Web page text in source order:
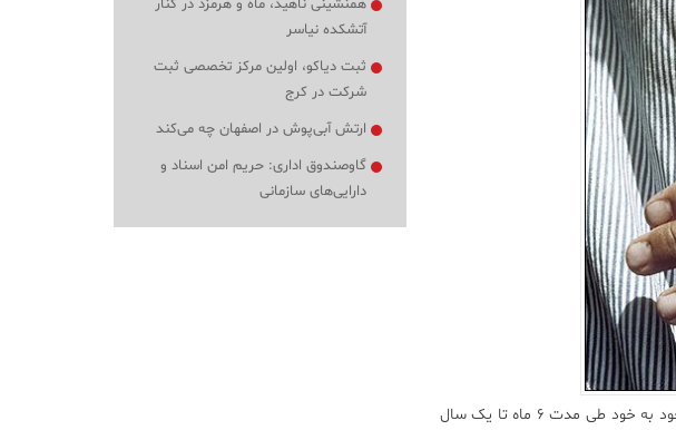
«سالک» در آغاز به صورت یک برجستگی کوچک است که به تدریج بزرگ شده و به صورت زخم در می‌آید. زخم‌ها خود به ‌خود طی مدت ۶ ماه تا یک سال
آتشکده نیاسر
ثبت دیاکو، اولین مرکز تخصصی ثبت
شرکت در کرج
ارتش آبی‌پوش در اصفهان چه می‌کند
گاوصندوق اداری: حریم امن اسناد و
دارایی‌های سازمانی